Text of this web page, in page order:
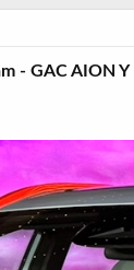
- GAC AION